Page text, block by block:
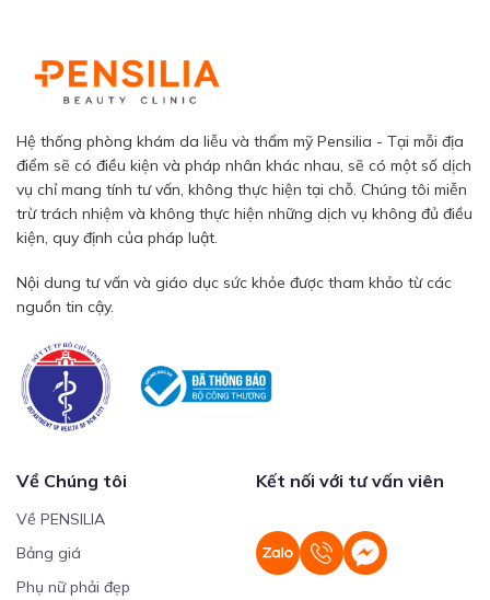
Hệ thống phòng khám da liễu và thẩm mỹ Pensilia - Tại mỗi địa
điểm sẽ có điều kiện và pháp nhân khác nhau, sẽ có một số dịch
vụ chỉ mang tính tư vấn, không thực hiện tại chỗ. Chúng tôi miễn
trừ trách nhiệm và không thực hiện những dịch vụ không đủ điều
kiện, quy định của pháp luật.
Nội dung tư vấn và giáo dục sức khỏe được tham khảo từ các
nguồn tin cậy.
Về Chúng tôi
Về PENSILIA
Bảng giá
Phụ nữ phải đẹp
Kết nối với tư vấn viên